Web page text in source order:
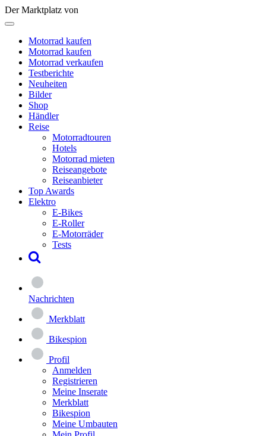
Der Marktplatz von
Motorrad kaufen
Motorrad kaufen
Motorrad verkaufen
Testberichte
Neuheiten
Bilder
Shop
Händler
Reise
Motorradtouren
Hotels
Motorrad mieten
Reiseangebote
Reiseanbieter
Top Awards
Elektro
E-Bikes
E-Roller
E-Motorräder
Tests
Nachrichten
Merkblatt
Bikespion
Profil
Anmelden
Registrieren
Meine Inserate
Merkblatt
Bikespion
Meine Umbauten